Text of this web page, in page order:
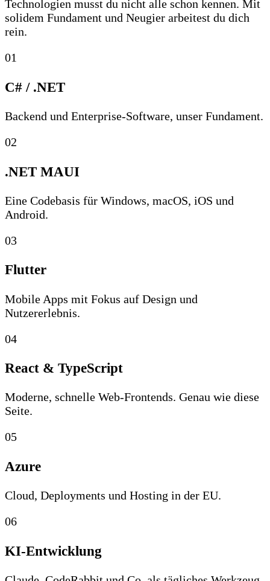
Technologien musst du nicht alle schon kennen. Mit
solidem Fundament und Neugier arbeitest du dich
rein.
01
C# / .NET
Backend und Enterprise-Software, unser Fundament.
02
.NET MAUI
Eine Codebasis für Windows, macOS, iOS und
Android.
03
Flutter
Mobile Apps mit Fokus auf Design und
Nutzererlebnis.
04
React & TypeScript
Moderne, schnelle Web-Frontends. Genau wie diese
Seite.
05
Azure
Cloud, Deployments und Hosting in der EU.
06
KI-Entwicklung